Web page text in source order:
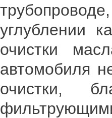
углублении
очистки
автомобиля
очистки,